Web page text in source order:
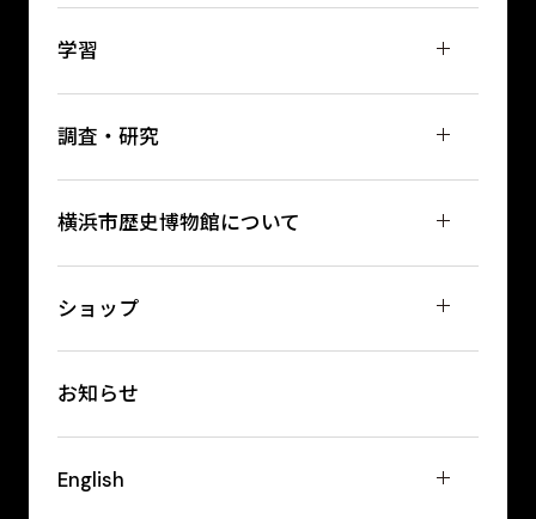
学習
調査・研究
横浜市歴史博物館について
ショップ
お知らせ
English